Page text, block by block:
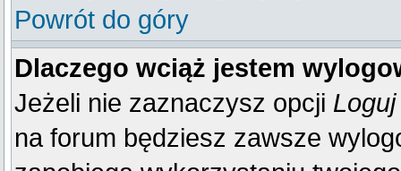
Powrót do góry
Dlaczego wciąż jestem
Jeżeli nie zaznaczysz opcji
na forum będziesz zawsze